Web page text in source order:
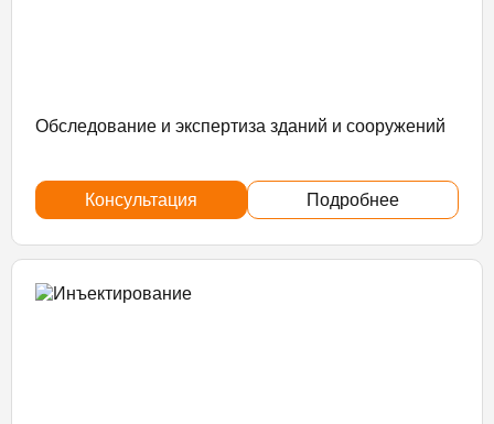
Обследование и экспертиза зданий и сооружений
Консультация Подробнее